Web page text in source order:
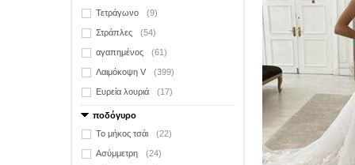
Τετράγωνο (9)
Στράπλες (54)
αγαπημένος (61)
Λαιμόκοψη V (399)
Ευρεία λουριά (17)
ποδόγυρο
Το μήκος τσάι
(22)
Ασύμμετρη (24)